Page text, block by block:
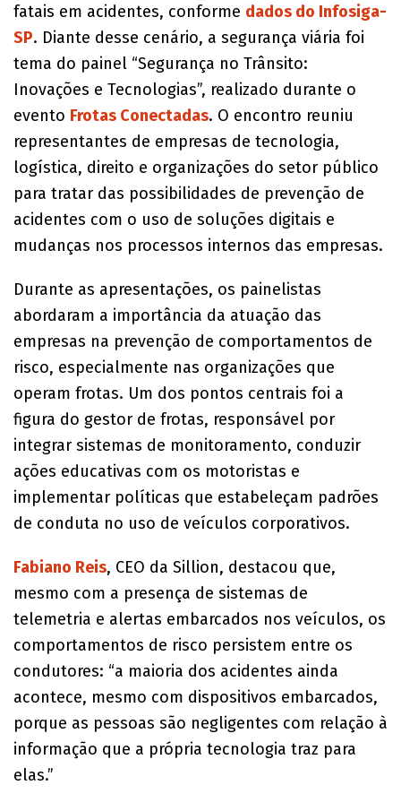
fatais em acidentes, conforme dados do Infosiga-
SP. Diante desse cenário, a segurança viária foi
tema do painel “Segurança no Trânsito:
Inovações e Tecnologias”, realizado durante o
evento Frotas Conectadas. O encontro reuniu
representantes de empresas de tecnologia,
logística, direito e organizações do setor público
para tratar das possibilidades de prevenção de
acidentes com o uso de soluções digitais e
mudanças nos processos internos das empresas.
Durante as apresentações, os painelistas
abordaram a importância da atuação das
empresas na prevenção de comportamentos de
risco, especialmente nas organizações que
operam frotas. Um dos pontos centrais foi a
figura do gestor de frotas, responsável por
integrar sistemas de monitoramento, conduzir
ações educativas com os motoristas e
implementar políticas que estabeleçam padrões
de conduta no uso de veículos corporativos.
Fabiano Reis, CEO da Sillion, destacou que,
mesmo com a presença de sistemas de
telemetria e alertas embarcados nos veículos, os
comportamentos de risco persistem entre os
condutores: “a maioria dos acidentes ainda
acontece, mesmo com dispositivos embarcados,
porque as pessoas são negligentes com relação à
informação que a própria tecnologia traz para
elas.”